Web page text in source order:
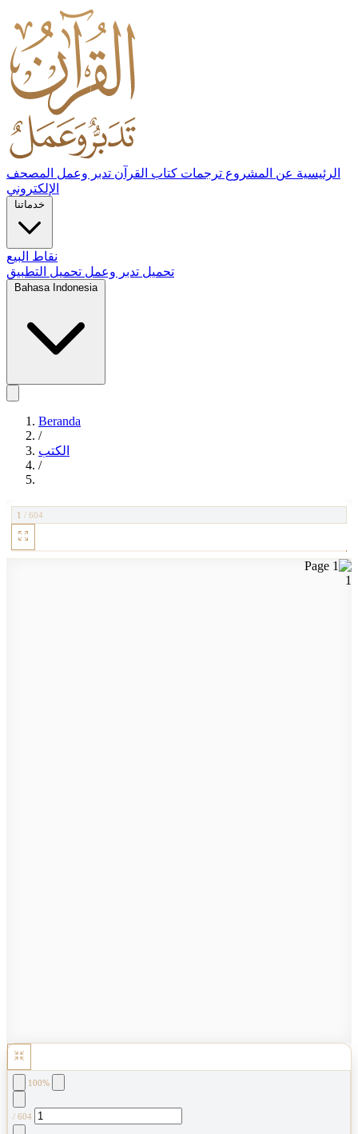
الرئيسية عن المشروع ترجمات كتاب القرآن تدبر وعمل المصحف
الإلكتروني
خدماتنا
نقاط البيع
تحميل تدبر وعمل تحميل التطبيق
Bahasa Indonesia
Beranda
/
الكتب
/
1 / 604
1
100%
/ 604